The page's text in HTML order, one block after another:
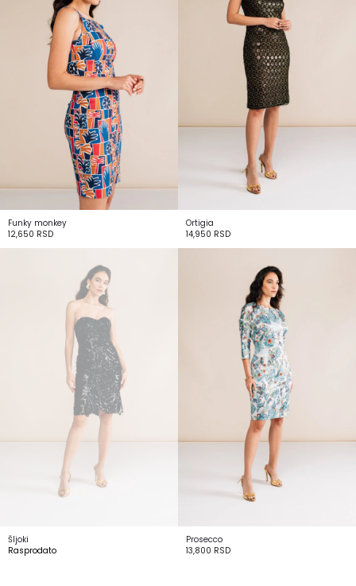
Funky monkey
12,650 RSD
Ortigia
14,950 RSD
Šljoki
Rasprodato
Prosecco
13,800 RSD